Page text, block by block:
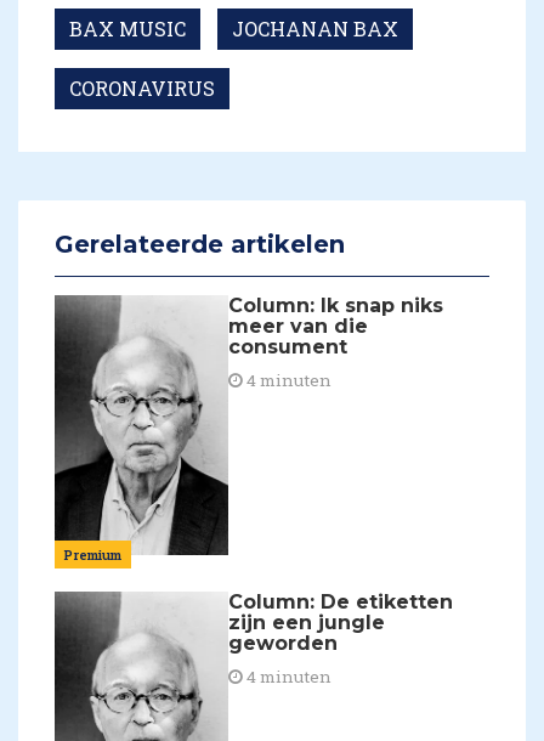
BAX MUSIC JOCHANAN BAX
CORONAVIRUS
Gerelateerde artikelen
Premium
Column: Ik snap niks
meer van die
consument
4 minuten
Column: De etiketten
zijn een jungle
geworden
4 minuten